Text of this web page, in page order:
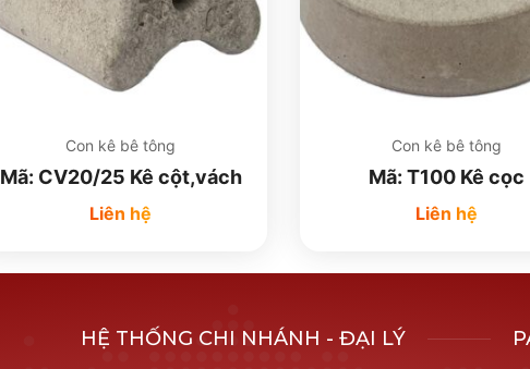
Con kê bê tông
Mã: CV20/25 Kê cột,vách
Liên hệ
Con kê bê tông
Mã: T100 Kê cọc
Liên hệ
HỆ THỐNG CHI NHÁNH - ĐẠI LÝ